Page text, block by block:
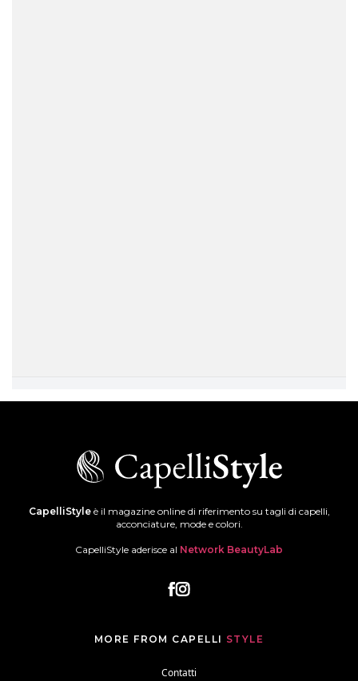
CapelliStyleè il magazine online di riferimento su tagli di capelli,
acconciature, mode e colori.
CapelliStyle aderisce al Network BeautyLab
MORE FROM CAPELLI STYLE
Contatti